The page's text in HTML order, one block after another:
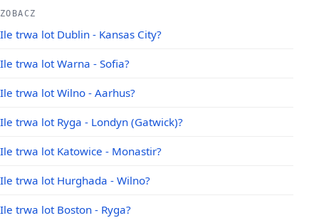
ZOBACZ
Ile trwa lot Dublin - Kansas City?
Ile trwa lot Warna - Sofia?
Ile trwa lot Wilno - Aarhus?
Ile trwa lot Ryga - Londyn (Gatwick)?
Ile trwa lot Katowice - Monastir?
Ile trwa lot Hurghada - Wilno?
Ile trwa lot Boston - Ryga?